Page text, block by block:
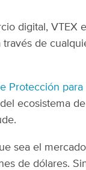
digital, VTEX
de
Protección
ecosistema
sea el
de dólares.